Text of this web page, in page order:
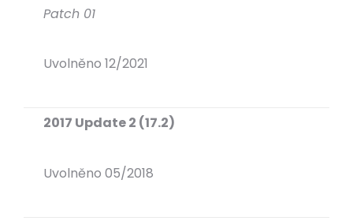
Patch 01
Uvolněno 12/2021
2017 Update 2 (17.2)
Uvolněno 05/2018